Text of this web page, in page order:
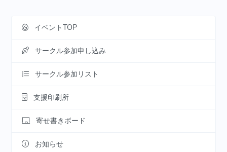
イベントTOP
サークル参加申し込み
サークル参加リスト
支援印刷所
寄せ書きボード
お知らせ